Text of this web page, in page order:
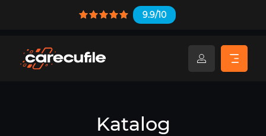
9.9/10
Katalog